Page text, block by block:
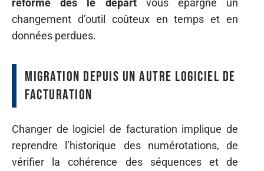
réforme dès le départvous épargne un
changement d’outil coûteux en temps et en
données perdues.
Migration depuis un autre logiciel de
facturation
Changer de logiciel de facturation implique de
reprendre l’historique des numérotations, de
vérifier la cohérence des séquences et de